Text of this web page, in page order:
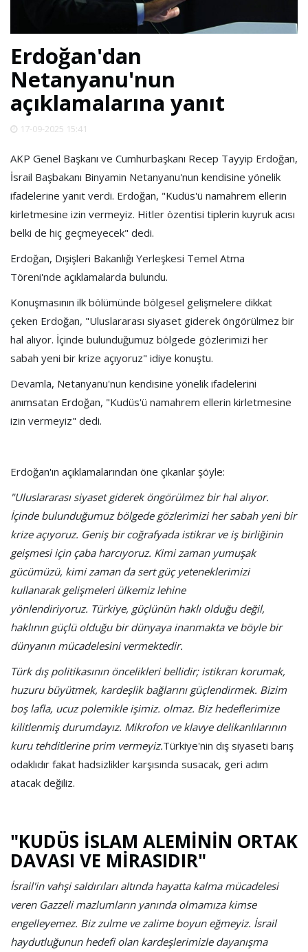
DÜNYA
VİDEO
YAZARLAR
RESMİ
REKLAMLAR
Erdoğan'dan
Netanyanu'nun
açıklamalarına yanıt
17-09-2025 15:41
AKP Genel Başkanı ve Cumhurbaşkanı Recep Tayyip Erdoğan,
İsrail Başbakanı Binyamin Netanyanu'nun kendisine yönelik
ifadelerine yanıt verdi. Erdoğan, "Kudüs'ü namahrem ellerin
kirletmesine izin vermeyiz. Hitler özentisi tiplerin kuyruk acısı
belki de hiç geçmeyecek" dedi.
Erdoğan, Dışişleri Bakanlığı Yerleşkesi Temel Atma
Töreni'nde açıklamalarda bulundu.
Konuşmasının ilk bölümünde bölgesel gelişmelere dikkat
çeken Erdoğan, "Uluslararası siyaset giderek öngörülmez bir
hal alıyor. İçinde bulunduğumuz bölgede gözlerimizi her
sabah yeni bir krize açıyoruz" idiye konuştu.
Devamla, Netanyanu'nun kendisine yönelik ifadelerini
anımsatan Erdoğan, "Kudüs'ü namahrem ellerin kirletmesine
izin vermeyiz" dedi.
Erdoğan'ın açıklamalarından öne çıkanlar şöyle:
"Uluslararası siyaset giderek öngörülmez bir hal alıyor.
İçinde bulunduğumuz bölgede gözlerimizi her sabah yeni bir
krize açıyoruz. Geniş bir coğrafyada istikrar ve iş birliğinin
geişmesi için çaba harcıyoruz. Kimi zaman yumuşak
gücümüzü, kimi zaman da sert güç yeteneklerimizi
kullanarak gelişmeleri ülkemiz lehine
yönlendiriyoruz. Türkiye, güçlünün haklı olduğu değil,
haklının güçlü olduğu bir dünyaya inanmakta ve böyle bir
dünyanın mücadelesini vermektedir.
Türk dış politikasının öncelikleri bellidir; istikrarı korumak,
huzuru büyütmek, kardeşlik bağlarını güçlendirmek. Bizim
boş lafla, ucuz polemikle işimiz. olmaz. Biz hedeflerimize
kilitlenmiş durumdayız. Mikrofon ve klavye delikanlılarının
kuru tehditlerine prim vermeyiz.Türkiye'nin dış siyaseti barış
odaklıdır fakat hadsizlikler karşısında susacak, geri adım
atacak değiliz.
"KUDÜS İSLAM ALEMİNİN ORTAK
DAVASI VE MİRASIDIR"
İsrail'in vahşi saldırıları altında hayatta kalma mücadelesi
veren Gazzeli mazlumların yanında olmamıza kimse
engelleyemez. Biz zulme ve zalime boyun eğmeyiz. İsrail
haydutluğunun hedefi olan kardeşlerimizle dayanışma